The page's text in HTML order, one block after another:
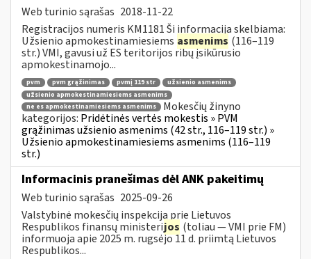
Web turinio sąrašas 2018-11-22
Registracijos numeris KM1181 Ši informacija skelbiama:
Užsienio apmokestinamiesiems asmenims (116–119
str.) VMI, gavusi už ES teritorijos ribų įsikūrusio
apmokestinamojo...
pvm pvm grąžinimas pvmį 119 str
užsienio asmenims
užsienio apmokestinamiesiems asmenims
ne es apmokestinamiesiems asmenims
Mokesčių žinyno
kategorijos: Pridėtinės vertės mokestis » PVM
grąžinimas užsienio asmenims (42 str., 116–119 str.) »
Užsienio apmokestinamiesiems asmenims (116–119
str.)
Informacinis pranešimas dėl ANK pakeitimų
Web turinio sąrašas 2025-09-26
Valstybinė mokesčių inspekcija prie Lietuvos
Respublikos finansų ministerijos (toliau — VMI prie FM)
informuoja apie 2025 m. rugsėjo 11 d. priimtą Lietuvos
Respublikos...